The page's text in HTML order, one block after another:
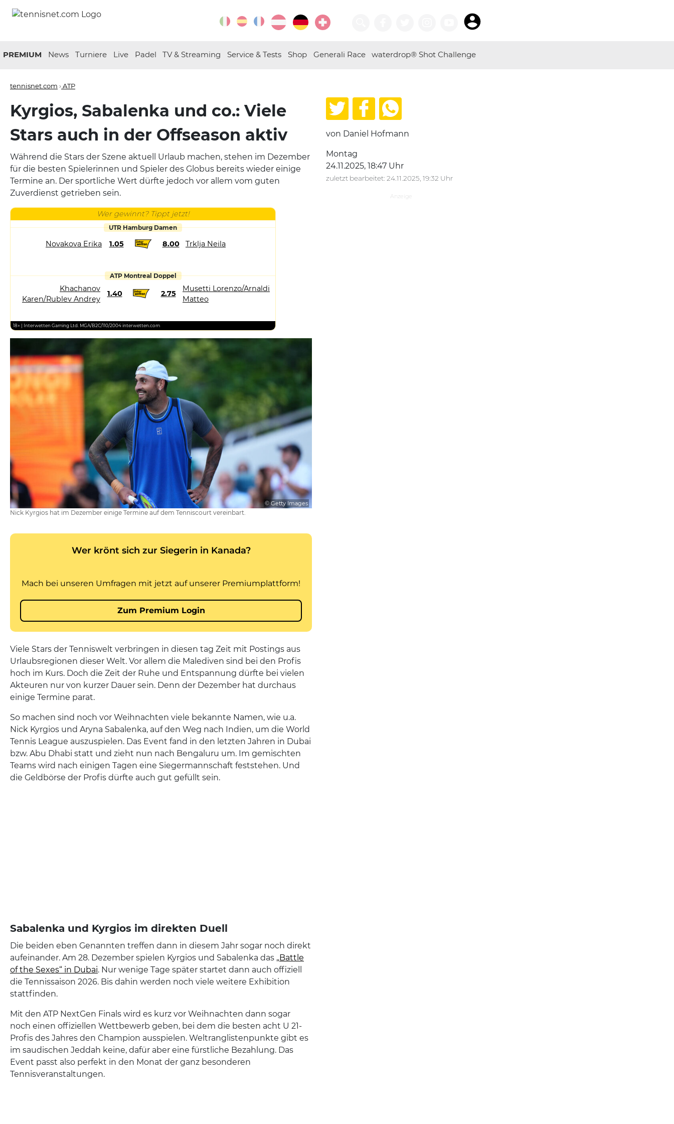
PREMIUM News Turniere Live Padel TV & Streaming Service & Tests Shop Generali Race waterdrop® Shot Challenge
tennisnet.com › ATP
Kyrgios, Sabalenka und co.: Viele
Stars auch in der Offseason aktiv
Während die Stars der Szene aktuell Urlaub machen, stehen im Dezember
für die besten Spielerinnen und Spieler des Globus bereits wieder einige
Termine an. Der sportliche Wert dürfte jedoch vor allem vom guten
Zuverdienst getrieben sein.
Wer gewinnt? Tippt jetzt!
UTR Hamburg Damen
Novakova Erika 1.05 8.00 Trklja Neila
ATP Montreal Doppel
Khachanov
Karen/Rublev Andrey
1.40 2.75
Musetti Lorenzo/Arnaldi
Matteo
18+ | Interwetten Gaming Ltd. MGA/B2C/110/2004 interwetten.com
© Getty Images
Nick Kyrgios hat im Dezember einige Termine auf dem Tenniscourt vereinbart.
Viele Stars der Tenniswelt verbringen in diesen tag Zeit mit Postings aus
Urlaubsregionen dieser Welt. Vor allem die Malediven sind bei den Profis
hoch im Kurs. Doch die Zeit der Ruhe und Entspannung dürfte bei vielen
Akteuren nur von kurzer Dauer sein. Denn der Dezember hat durchaus
einige Termine parat.
So machen sind noch vor Weihnachten viele bekannte Namen, wie u.a.
Nick Kyrgios und Aryna Sabalenka, auf den Weg nach Indien, um die World
Tennis League auszuspielen. Das Event fand in den letzten Jahren in Dubai
bzw. Abu Dhabi statt und zieht nun nach Bengaluru um. Im gemischten
Teams wird nach einigen Tagen eine Siegermannschaft feststehen. Und
die Geldbörse der Profis dürfte auch gut gefüllt sein.
Sabalenka und Kyrgios im direkten Duell
Die beiden eben Genannten treffen dann in diesem Jahr sogar noch direkt
aufeinander. Am 28. Dezember spielen Kyrgios und Sabalenka das „Battle
of the Sexes“ in Dubai. Nur wenige Tage später startet dann auch offiziell
die Tennissaison 2026. Bis dahin werden noch viele weitere Exhibition
stattfinden.
Mit den ATP NextGen Finals wird es kurz vor Weihnachten dann sogar
noch einen offiziellen Wettbewerb geben, bei dem die besten acht U 21-
Profis des Jahres den Champion ausspielen. Weltranglistenpunkte gibt es
im saudischen Jeddah keine, dafür aber eine fürstliche Bezahlung. Das
Event passt also perfekt in den Monat der ganz besonderen
Tennisveranstaltungen.
von Daniel Hofmann
Montag
24.11.2025, 18:47 Uhr
zuletzt bearbeitet: 24.11.2025, 19:32 Uhr